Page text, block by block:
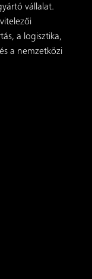
vállalat.
a logisztika,
a nemzetközi